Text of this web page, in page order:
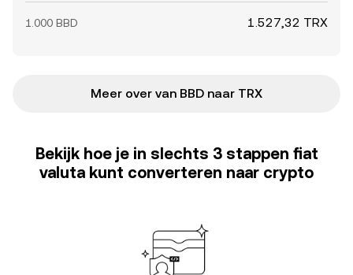
1.000 BBD 1.527,32 TRX
Meer over van BBD naar TRX
Bekijk hoe je in slechts 3 stappen fiat
valuta kunt converteren naar crypto